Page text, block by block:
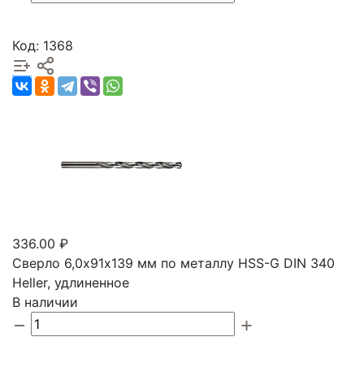
Код: 1368
336.00 ₽
Сверло 6,0х91х139 мм по металлу HSS-G DIN 340
Heller, удлиненное
В наличии